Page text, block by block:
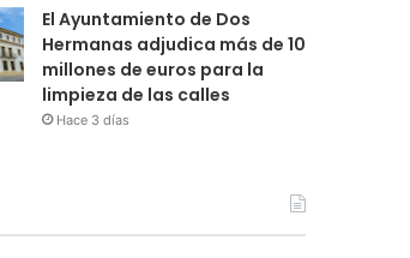
El Ayuntamiento de Dos
Hermanas adjudica más de 10
millones de euros para la
limpieza de las calles
Hace 3 días